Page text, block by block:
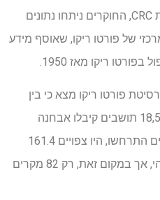
הנעילה של Covid-19 על אבחנות CRC, החוקרים ניתחו נתונים
המרכזי של פורטו ריקו, שאוסף מידע
ריקו מאז 1950.
פורטו ריקו מצא כי בין
השנים 2012–2021, סך הכל 18,537 תושבים קיבלו אבחנה
ראשונה של CRC. בחודש הוריקנים התרחשו, היו צפויים 161.4
מקרי CRC בהיעדר הפרעה כלשהי, אך במקום זאת, רק 82 מקרים